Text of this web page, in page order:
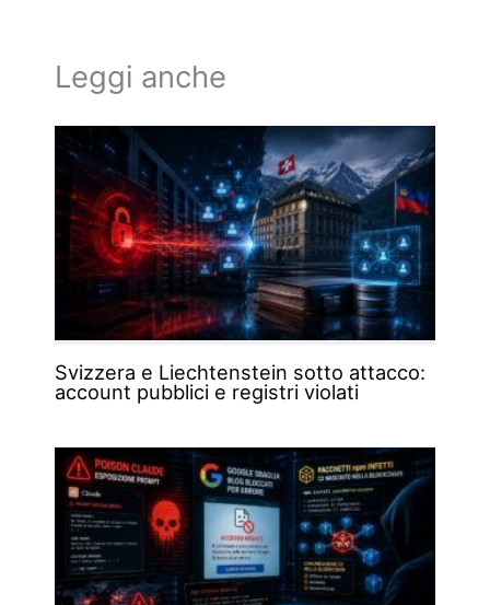
Leggi anche
Svizzera e Liechtenstein sotto attacco:
account pubblici e registri violati